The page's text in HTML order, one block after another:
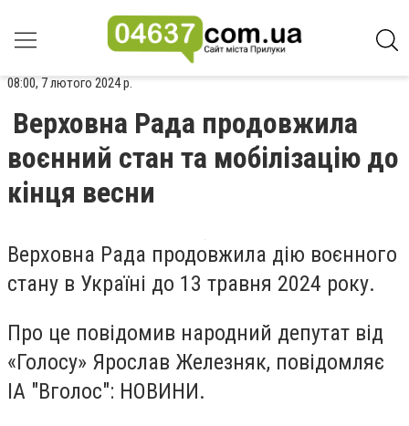
08:00, 7 лютого 2024 р.
Верховна Рада продовжила
воєнний стан та мобілізацію до
кінця весни
Верховна Рада продовжила дію воєнного
стану в Україні до 13 травня 2024 року.
Про це повідомив народний депутат від
«Голосу» Ярослав Железняк, повідомляє
ІА "Вголос": НОВИНИ.